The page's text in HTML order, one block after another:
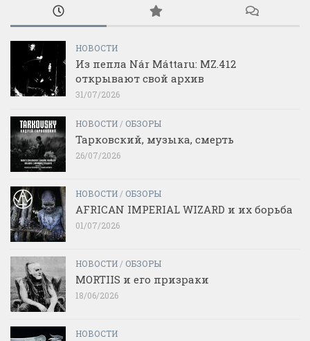
НОВОСТИ
Из пепла Nár Máttaru: MZ.412
открывают свой архив
31/07/2026
НОВОСТИ / ОБЗОРЫ
Тарковский, музыка, смерть
26/07/2026
НОВОСТИ / ОБЗОРЫ
AFRICAN IMPERIAL WIZARD и их борьба
01/07/2026
НОВОСТИ / ОБЗОРЫ
MORTIIS и его призраки
18/06/2026
НОВОСТИ